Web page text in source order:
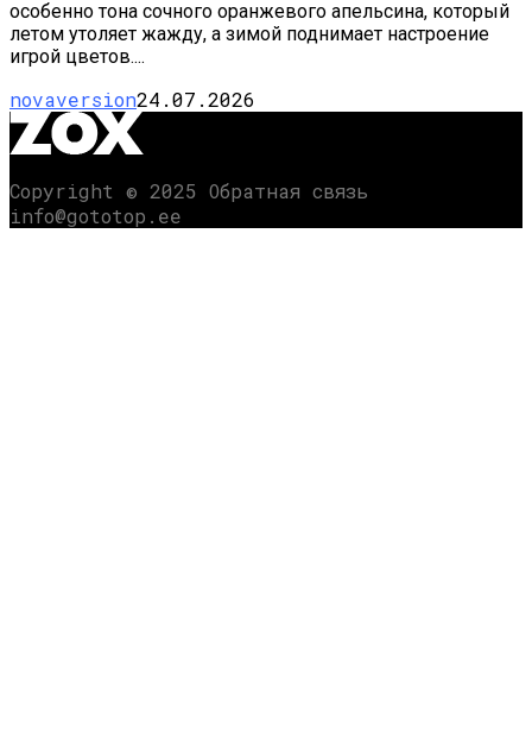
особенно тона сочного оранжевого апельсина, который
летом утоляет жажду, а зимой поднимает настроение
игрой цветов....
novaversion24.07.2026
Copyright © 2025 Обратная связь
info@gototop.ee